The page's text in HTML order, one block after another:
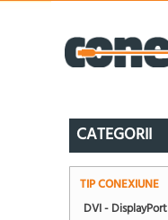
CATEGORII
TIP CONEXIUNE
DVI - DisplayPort